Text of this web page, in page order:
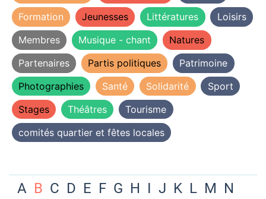
Formation
Jeunesses Littératures
Loisirs
Membres
Musique - chant
Natures
Partenaires
Partis politiques
Patrimoine
Photographies
Santé Solidarité
Sport
Stages
Théâtres
Tourisme
comités quartier et fêtes locales
A B C D E F G H I J K L M N